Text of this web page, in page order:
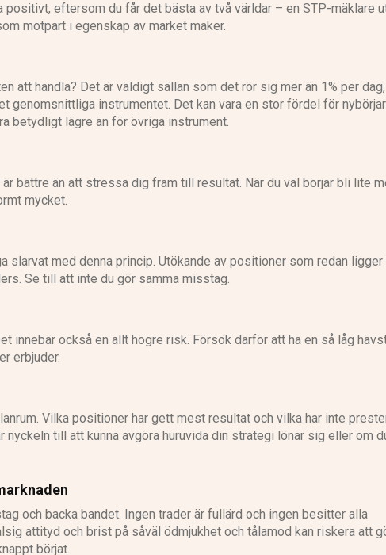
eftersom du får det bästa av två världar – en STP-mäklare
motpart i egenskap av market maker.
att handla? Det är väldigt sällan som det rör sig mer än 1% per
genomsnittliga instrumentet. Det kan vara en stor fördel för
betydligt lägre än för övriga instrument.
bättre än att stressa dig fram till resultat. När du väl börjar bli lite
mycket.
slarvat med denna princip. Utökande av positioner som redan ligger
Se till att inte du gör samma misstag.
innebär också en allt högre risk. Försök därför att ha en så låg
erbjuder.
Vilka positioner har gett mest resultat och vilka har inte
till att kunna avgöra huruvida din strategi lönar sig eller om
och backa bandet. Ingen trader är fullärd och ingen besitter alla
attityd och brist på såväl ödmjukhet och tålamod kan riskera att
börjat.